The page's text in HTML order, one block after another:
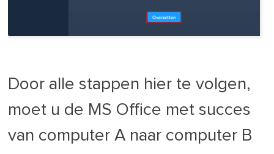
Door alle stappen hier te volgen,
moet u de MS Office met succes
van computer A naar computer B